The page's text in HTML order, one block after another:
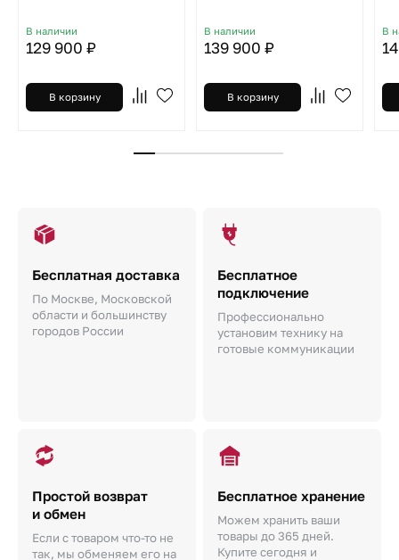
В наличии
129 900 ₽
В корзину
В наличии
139 900 ₽
В корзину
В
Бесплатная доставка
По Москве, Московской
области и большинству
городов России
Бесплатное
подключение
Профессионально
установим технику на
готовые коммуникации
Простой возврат
и обмен
Если с товаром что-то не
так, мы обменяем его на
Бесплатное хранение
Можем хранить ваши
товары до 365 дней.
Купите сегодня и